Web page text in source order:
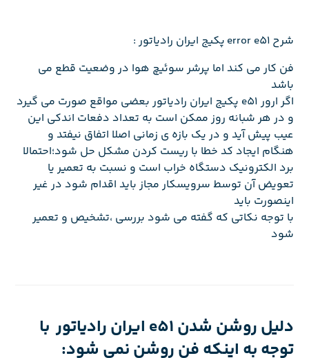
شرح error e51 پکیج ایران رادیاتور :
فن کار می کند اما پرشر سوئیچ هوا در وضعیت قطع می
باشد
اگر ارور e51 پکیج ایران رادیاتور بعضی مواقع صورت می گیرد
و در هر شبانه روز ممکن است به تعداد دفعات اندکی این
عیب پیش آید و در یک بازه ی زمانی اصلا اتفاق نیفتد و
هنگام ایجاد کد خطا با ریست کردن مشکل حل شود؛احتمالا
برد الکترونیک دستگاه خراب است و نسبت به تعمیر یا
تعویض آن توسط سرویسکار مجاز باید اقدام شود در غیر
اینصورت باید
با توجه نکاتی که گفته می شود بررسی ،تشخیص و تعمیر
شود
دلیل روشن شدن e51 ایران رادیاتور با
توجه به اینکه فن روشن نمی شود: